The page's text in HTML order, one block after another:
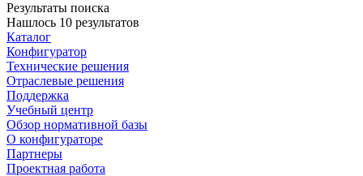
Результаты поиска
Нашлось 10 результатов
Каталог
Конфигуратор
Технические решения
Отраслевые решения
Поддержка
Учебный центр
Обзор нормативной базы
О конфигураторе
Партнеры
Проектная работа